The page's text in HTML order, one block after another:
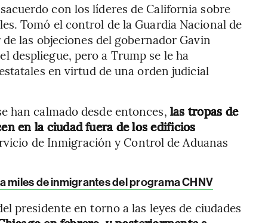
con los líderes de California sobre
Tomó el control de la Guardia Nacional de
las objeciones del gobernador Gavin
despliegue, pero a Trump se le ha
en virtud de una orden judicial
han calmado desde entonces, las tropas de
en la ciudad fuera de los edificios
de Inmigración y Control de Aduanas
miles de inmigrantes del programa CHNV
presidente en torno a las leyes de ciudades